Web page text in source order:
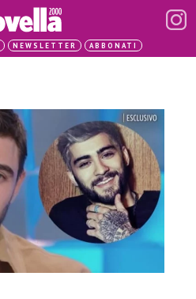
NEWSLETTER ABBONATI